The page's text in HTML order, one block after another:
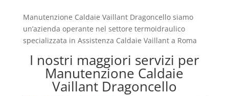
Manutenzione Caldaie Vaillant Dragoncello siamo
un’azienda operante nel settore termoidraulico
specializzata in Assistenza Caldaie Vaillant a Roma
I nostri maggiori servizi per
Manutenzione Caldaie
Vaillant Dragoncello